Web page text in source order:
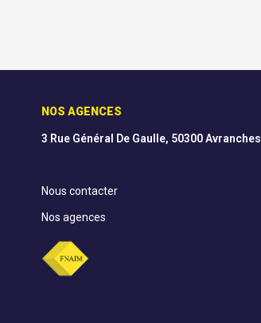
NOS AGENCES
3 Rue Général De Gaulle, 50300 Avranches
Nous contacter
Nos agences